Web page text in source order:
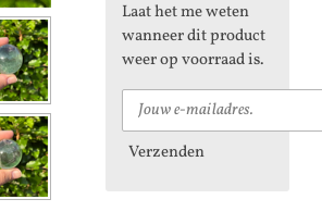
Laat het me weten
wanneer dit product
weer op voorraad is.
Verzenden